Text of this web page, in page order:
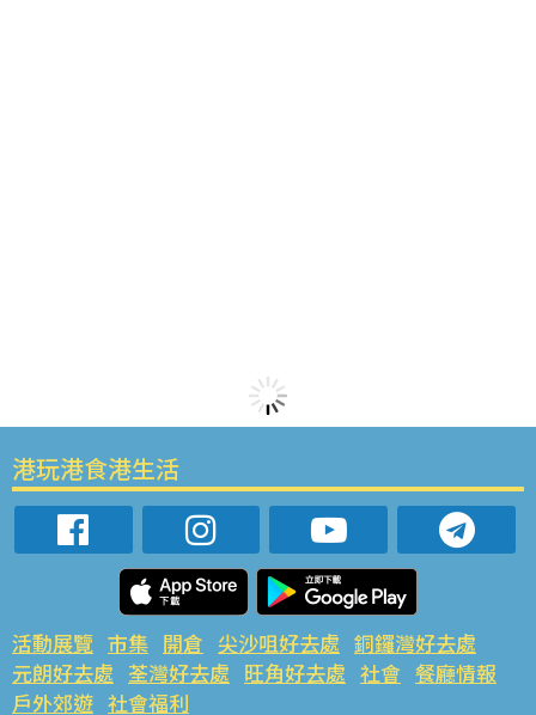
港玩港食港生活
活動展覽 市集 開倉 尖沙咀好去處 銅鑼灣好去處
元朗好去處 荃灣好去處 旺角好去處 社會 餐廳情報
戶外郊遊 社會福利